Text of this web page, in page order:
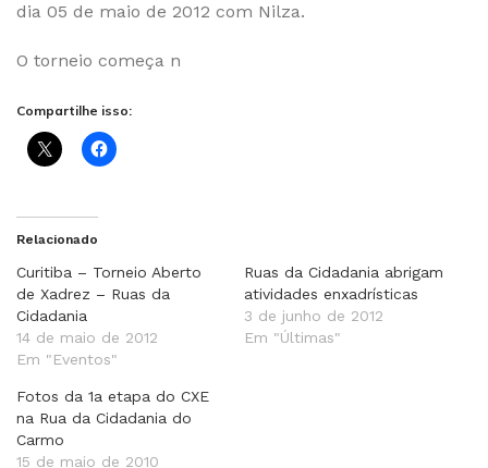
dia 05 de maio de 2012 com Nilza.
O torneio começa n
Compartilhe isso:
Relacionado
Curitiba – Torneio Aberto
de Xadrez – Ruas da
Cidadania
14 de maio de 2012
Em "Eventos"
Ruas da Cidadania abrigam
atividades enxadrísticas
3 de junho de 2012
Em "Últimas"
Fotos da 1a etapa do CXE
na Rua da Cidadania do
Carmo
15 de maio de 2010